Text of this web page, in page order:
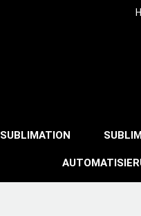
SUBLIMATION